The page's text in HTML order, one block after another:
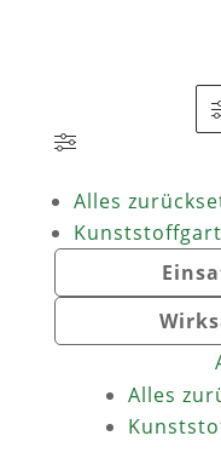
Alles
Alles